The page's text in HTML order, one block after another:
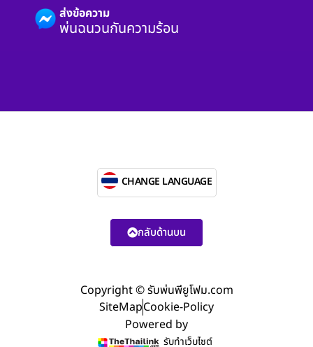
ส่งข้อความ
พ่นฉนวนกันความร้อน
Copyright © รับพ่นพียูโฟม.com
SiteMapCookie-Policy
Powered by
รับทำเว็บไซต์
CHANGE LANGUAGE
กลับด้านบน